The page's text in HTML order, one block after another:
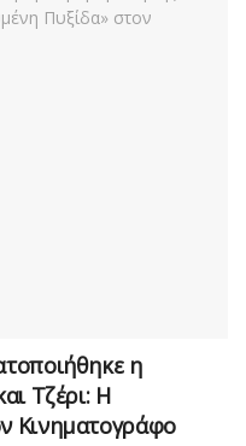
η
Τζέρι: Η
Κινηματογράφο